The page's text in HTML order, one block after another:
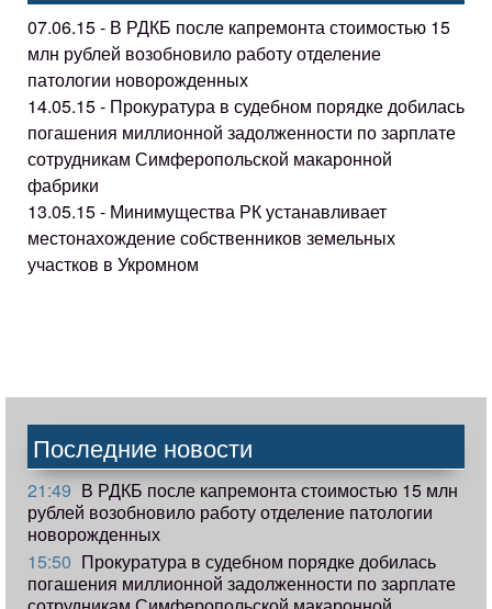
07.06.15 - В РДКБ после капремонта стоимостью 15
млн рублей возобновило работу отделение
патологии новорожденных
14.05.15 - Прокуратура в судебном порядке добилась
погашения миллионной задолженности по зарплате
сотрудникам Симферопольской макаронной
фабрики
13.05.15 - Минимущества РК устанавливает
местонахождение собственников земельных
участков в Укромном
Последние новости
21:49 В РДКБ после капремонта стоимостью 15 млн
рублей возобновило работу отделение патологии
новорожденных
15:50 Прокуратура в судебном порядке добилась
погашения миллионной задолженности по зарплате